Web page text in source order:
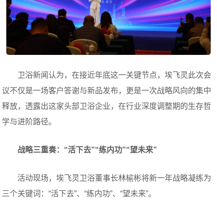
卫浴新闻认为，在接近年底这一关键节点，埃飞灵此次会
议不仅是一场客户答谢与新品发布，更是一次战略风向的集中
释放，透露出这家头部卫浴企业，在行业深度调整期的生存哲
学与进阶路径。
战略三重奏：“活下去”“练内功”“望未来”
活动现场，埃飞灵卫浴董事长林榆彬将新一年战略凝练为
三个关键词：“活下去”、“练内功”、“望未来”。